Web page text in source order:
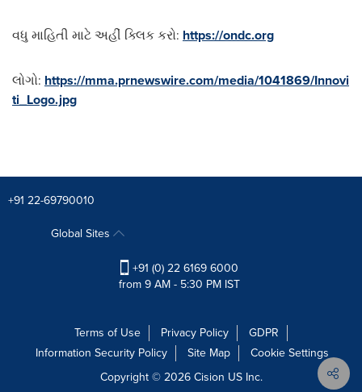
વધુ માહિતી માટે અહીં ક્લિક કરો: https://ondc.org
લોગો: https://mma.prnewswire.com/media/1041869/Innovi
ti_Logo.jpg
+91 22-69790010
Global Sites
+91 (0) 22 6169 6000
from 9 AM - 5:30 PM IST
Terms of Use Privacy Policy
GDPR
Information Security Policy
Site Map
Cookie Settings
Copyright © 2026Cision US Inc.